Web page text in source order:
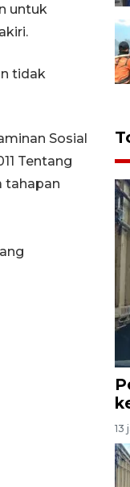
untuk
tidak
Sosial
Tentang
tahapan
13